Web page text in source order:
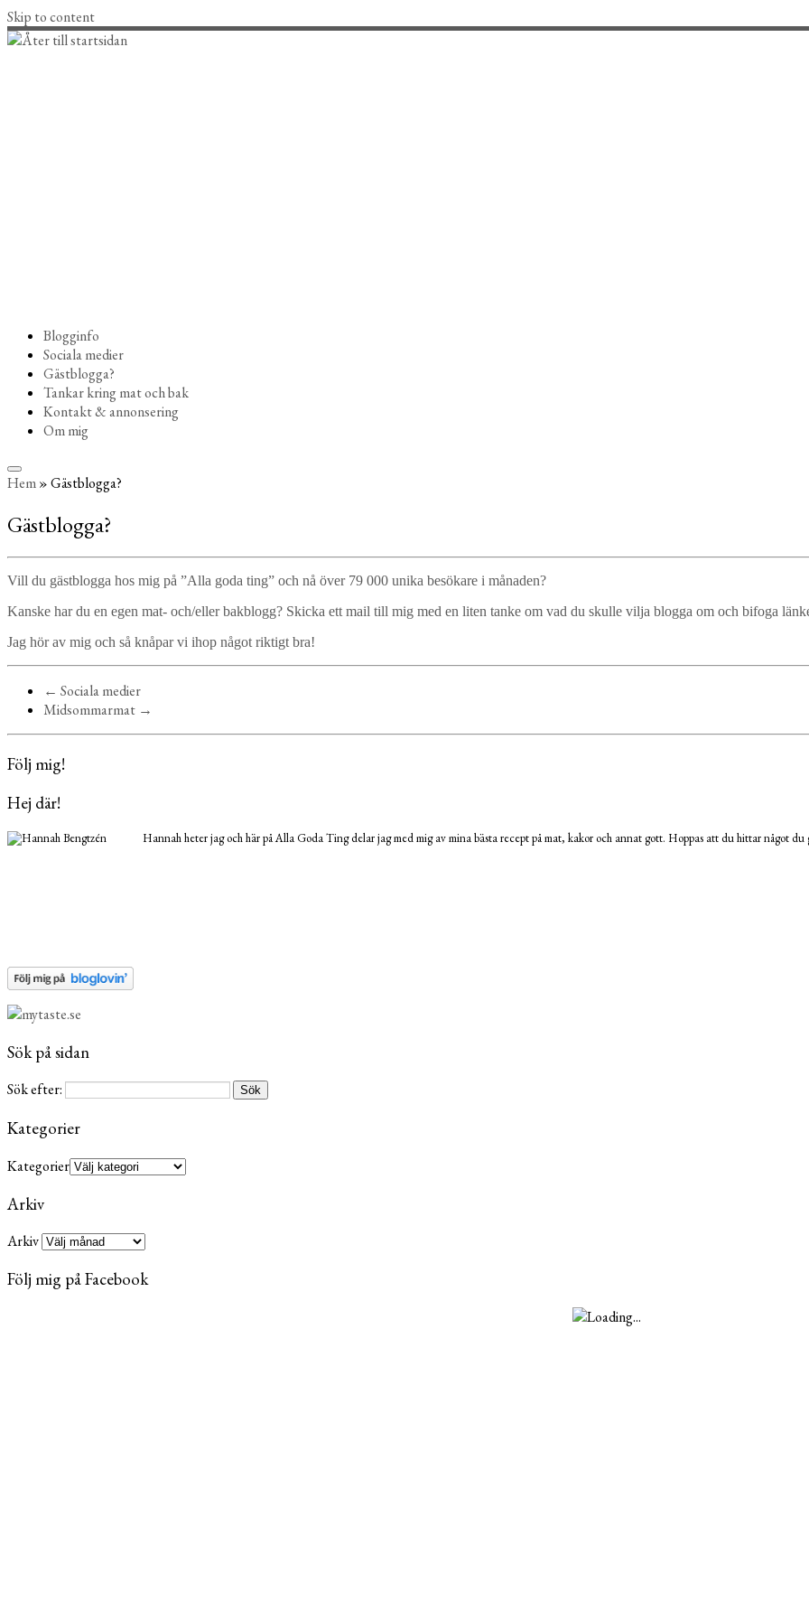
Skip to content
Blogginfo
Sociala medier
Gästblogga?
Tankar kring mat och bak
Kontakt & annonsering
Om mig
Hem»Gästblogga?
Gästblogga?
Vill du gästblogga hos mig på ”Alla goda ting” och nå över 79 000 unika besökare i månaden?
Kanske har du en egen mat- och/eller bakblogg? Skicka ett mail till mig med en liten tanke om vad du skulle vilja blogga om och bifoga
Jag hör av mig och så knåpar vi ihop något riktigt bra!
← Sociala medier
Midsommarmat →
Följ mig!
Hej där!
Hannah heter jag och här på Alla Goda Ting delar jag med mig av mina bästa recept på mat, kakor och annat gott. Hoppas att du hittar något du
Sök på sidan
Sök efter:
Kategorier
Kategorier
Arkiv
Arkiv
Följ mig på Facebook